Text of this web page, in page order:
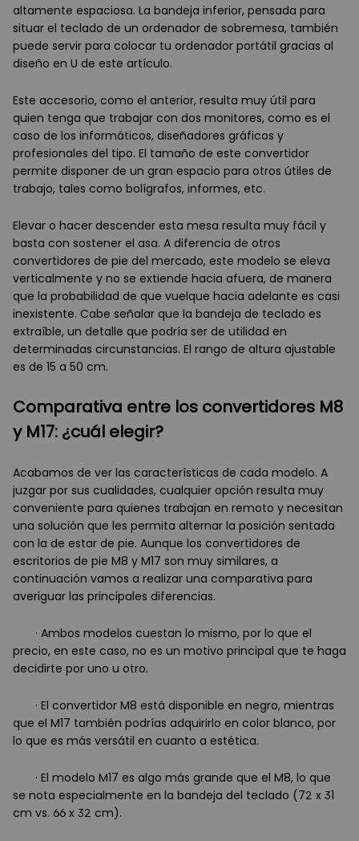
altamente espaciosa. La bandeja inferior, pensada para
situar el teclado de un ordenador de sobremesa, también
puede servir para colocar tu ordenador portátil gracias al
diseño en U de este artículo.
Este accesorio, como el anterior, resulta muy útil para
quien tenga que trabajar con dos monitores, como es el
caso de los informáticos, diseñadores gráficos y
profesionales del tipo. El tamaño de este convertidor
permite disponer de un gran espacio para otros útiles de
trabajo, tales como bolígrafos, informes, etc.
Elevar o hacer descender esta mesa resulta muy fácil y
basta con sostener el asa. A diferencia de otros
convertidores de pie del mercado, este modelo se eleva
verticalmente y no se extiende hacia afuera, de manera
que la probabilidad de que vuelque hacia adelante es casi
inexistente. Cabe señalar que la bandeja de teclado es
extraíble, un detalle que podría ser de utilidad en
determinadas circunstancias. El rango de altura ajustable
es de 15 a 50 cm.
Comparativa entre los convertidores M8
y M17: ¿cuál elegir?
Acabamos de ver las características de cada modelo. A
juzgar por sus cualidades, cualquier opción resulta muy
conveniente para quienes trabajan en remoto y necesitan
una solución que les permita alternar la posición sentada
con la de estar de pie. Aunque los convertidores de
escritorios de pie M8 y M17 son muy similares, a
continuación vamos a realizar una comparativa para
averiguar las principales diferencias.
· Ambos modelos cuestan lo mismo, por lo que el
precio, en este caso, no es un motivo principal que te haga
decidirte por uno u otro.
· El convertidor M8 está disponible en negro, mientras
que el M17 también podrías adquirirlo en color blanco, por
lo que es más versátil en cuanto a estética.
· El modelo M17 es algo más grande que el M8, lo que
se nota especialmente en la bandeja del teclado (72 x 31
cm vs. 66 x 32 cm).